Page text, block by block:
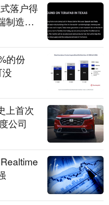
落户得
制造带
的份
上首次
公司